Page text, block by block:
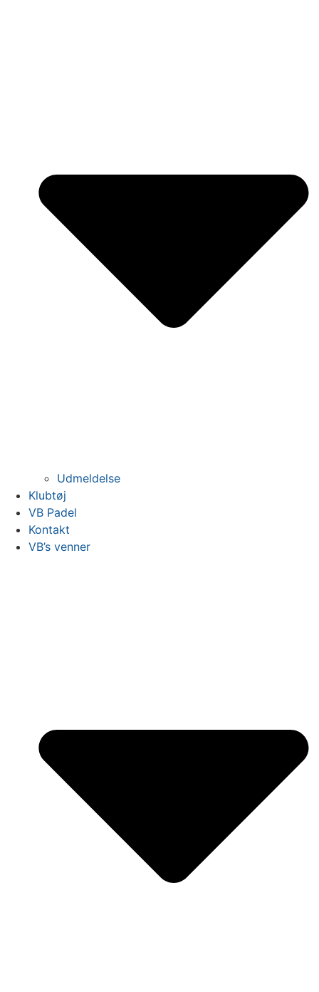
Udmeldelse
Klubtøj
VB Padel
Kontakt
VB’s venner